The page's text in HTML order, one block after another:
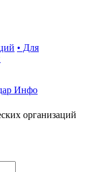
• Для
организаций